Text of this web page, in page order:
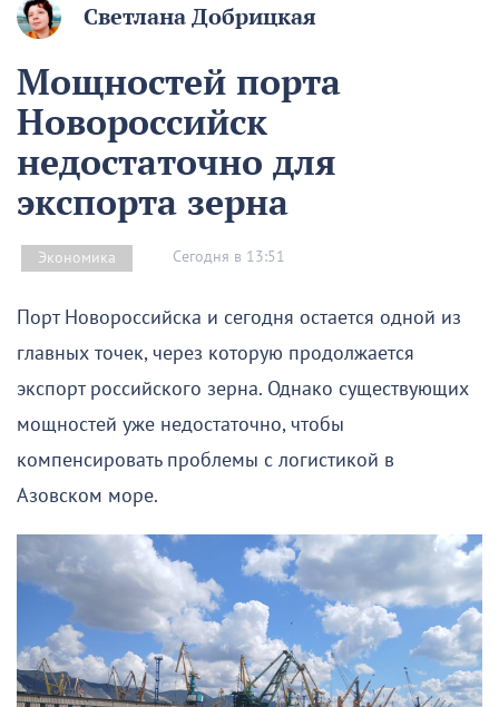
Светлана Добрицкая
Мощностей порта
Новороссийск
недостаточно для
экспорта зерна
Экономика Сегодня в 13:51
Порт Новороссийска и сегодня остается одной из
главных точек, через которую продолжается
экспорт российского зерна. Однако существующих
мощностей уже недостаточно, чтобы
компенсировать проблемы с логистикой в
Азовском море.